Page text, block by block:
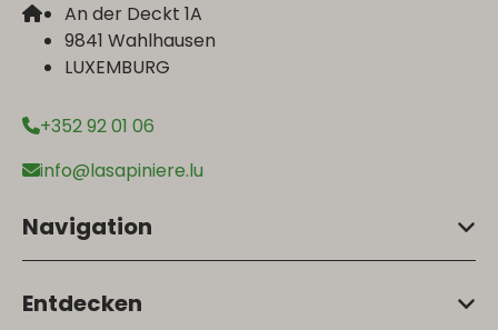
An der Deckt 1A
9841 Wahlhausen
LUXEMBURG
+352 92 01 06
info@lasapiniere.lu
Navigation
Entdecken